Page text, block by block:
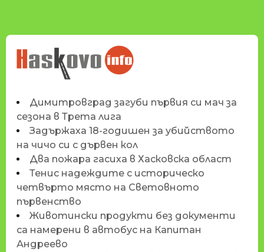
НОВИНИТЕ НА
HASKOVO.INFO
Димитровград загуби първия си мач за
сезона в Трета лига
Задържаха 18-годишен за убийството
на чичо си с дървен кол
Два пожара гасиха в Хасковска област
Тенис надеждите с историческо
четвърто място на Световното
първенство
Животински продукти без документи
са намерени в автобус на Капитан
Андреево